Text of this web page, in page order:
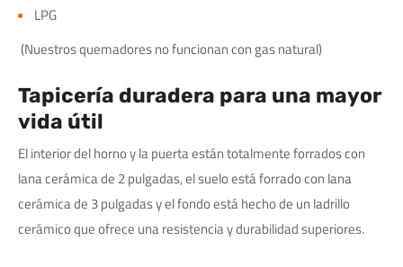
LPG
(Nuestros quemadores no funcionan con gas natural)
Tapicería duradera para una mayor
vida útil
El interior del horno y la puerta están totalmente forrados con
lana cerámica de 2 pulgadas, el suelo está forrado con lana
cerámica de 3 pulgadas y el fondo está hecho de un ladrillo
cerámico que ofrece una resistencia y durabilidad superiores.